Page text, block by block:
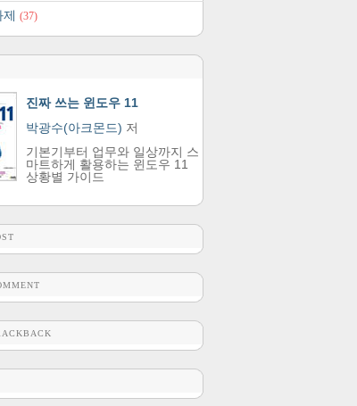
제 (37)
진짜 쓰는 윈도우 11
박광수(아크몬드) 저
기본기부터 업무와 일상까지 스
마트하게 활용하는 윈도우 11
상황별 가이드